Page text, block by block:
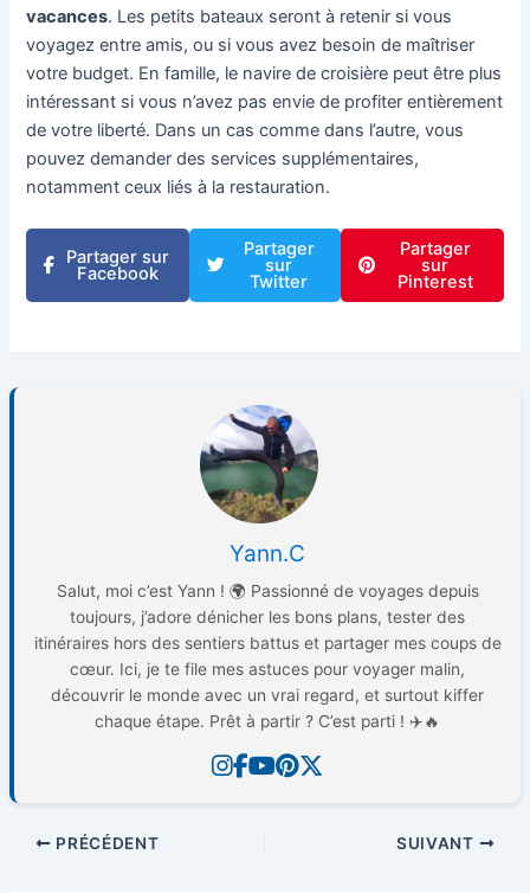
vacances. Les petits bateaux seront à retenir si vous
voyagez entre amis, ou si vous avez besoin de maîtriser
votre budget. En famille, le navire de croisière peut être plus
intéressant si vous n’avez pas envie de profiter entièrement
de votre liberté. Dans un cas comme dans l’autre, vous
pouvez demander des services supplémentaires,
notamment ceux liés à la restauration.
Partager sur
Facebook
Partager
sur
Twitter
Partager
sur
Pinterest
Yann.C
Salut, moi c’est Yann ! 🌍 Passionné de voyages depuis
toujours, j’adore dénicher les bons plans, tester des
itinéraires hors des sentiers battus et partager mes coups de
cœur. Ici, je te file mes astuces pour voyager malin,
découvrir le monde avec un vrai regard, et surtout kiffer
chaque étape. Prêt à partir ? C’est parti ! ✈️🔥
PRÉCÉDENT SUIVANT